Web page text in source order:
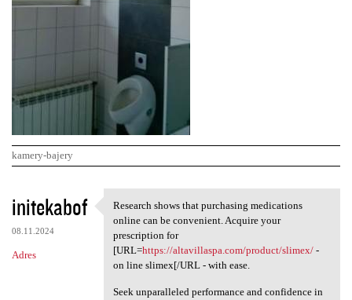
kamery-bajery
K
o
m
e
initekabof
08.11.2024
Adres
Research shows that
Research shows that purchasing medications
online can be convenient. Acquire your
prescription for
[URL=https://altavillaspa.com/product/slimex/-
on line slimex[/URL - with ease.
Seek unparalleled performance and confidence in